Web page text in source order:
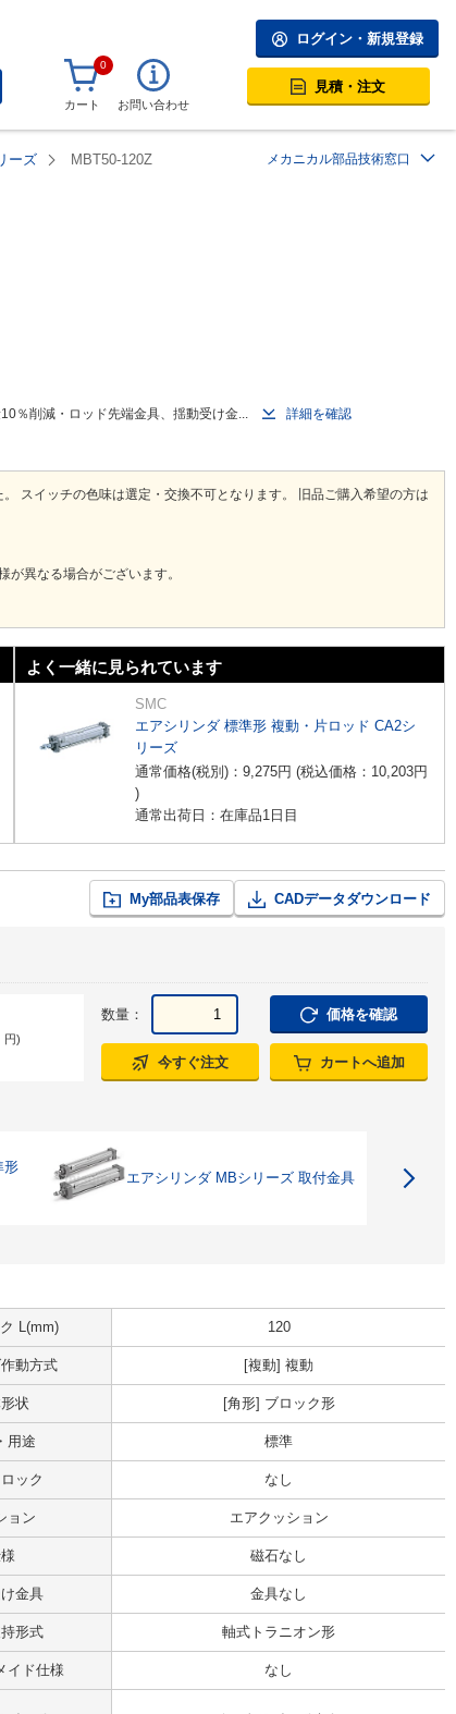
ログイン・新規登録
0
カート お問い合わせ
見積・注文
ーズ MBT50-120Z メカニカル部品技術窓口
％削減・ロッド先端金具、揺動受け金...
詳細を確認
スイッチの色味は選定・交換不可となります。 旧品ご購入希望の方は
異なる場合がございます。
よく一緒に見られています
SMC
エアシリンダ 標準形 複動・片ロッド CA2シ
リーズ
通常価格(税別)： 9,275円 (税込価格： 10,203円
)
通常出荷日：在庫品1日目
My部品表保存 CADデータダウンロード
円)
数量： 価格を確認
今すぐ注文 カートへ追加
形
エアシリンダ MBシリーズ 取付金具
L(mm) 120
動方式 [複動] 複動
状 [角形] ブロック形
用途 標準
ック なし
ョン エアクッション
磁石なし
金具 金具なし
形式 軸式トラニオン形
イド仕様 なし